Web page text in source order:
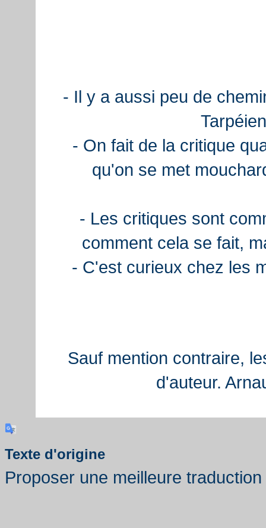
- Il y a aussi peu de
- On fait de la critique
qu'on se met
- Les critiques sont
comment cela se fait,
- C'est curieux chez les
Sauf mention contraire,
d'auteur.
Texte d'origine
Proposer une meilleure traduction